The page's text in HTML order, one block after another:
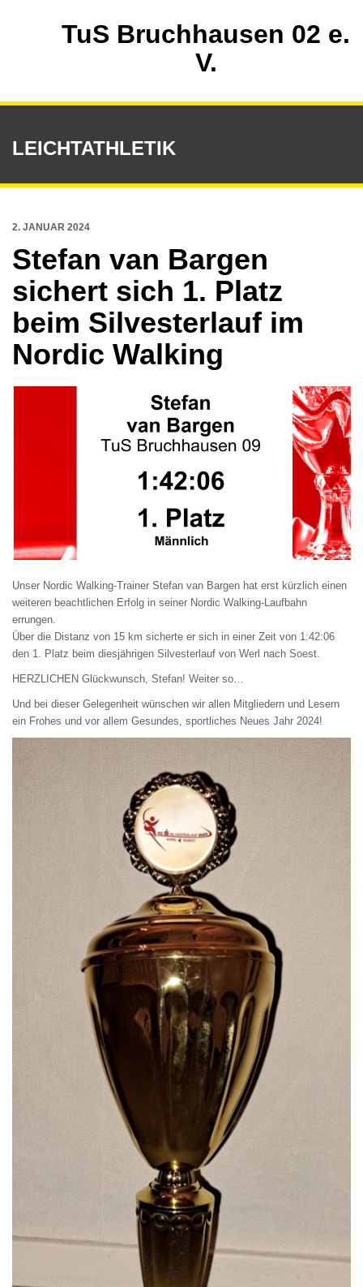
TuS Bruchhausen 02 e.
V.
LEICHTATHLETIK
2. JANUAR 2024
Stefan van Bargen
sichert sich 1. Platz
beim Silvesterlauf im
Nordic Walking
Unser Nordic Walking-Trainer Stefan van Bargen hat erst kürzlich einen
weiteren beachtlichen Erfolg in seiner Nordic Walking-Laufbahn
errungen.
Über die Distanz von 15 km sicherte er sich in einer Zeit von 1:42:06
den 1. Platz beim diesjährigen Silvesterlauf von Werl nach Soest.
HERZLICHEN Glückwunsch, Stefan! Weiter so…
Und bei dieser Gelegenheit wünschen wir allen Mitgliedern und Lesern
ein Frohes und vor allem Gesundes, sportliches Neues Jahr 2024!